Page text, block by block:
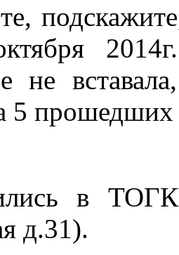
не
5
в
д.31).